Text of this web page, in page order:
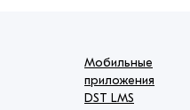
Мобильные
приложения
DST LMS